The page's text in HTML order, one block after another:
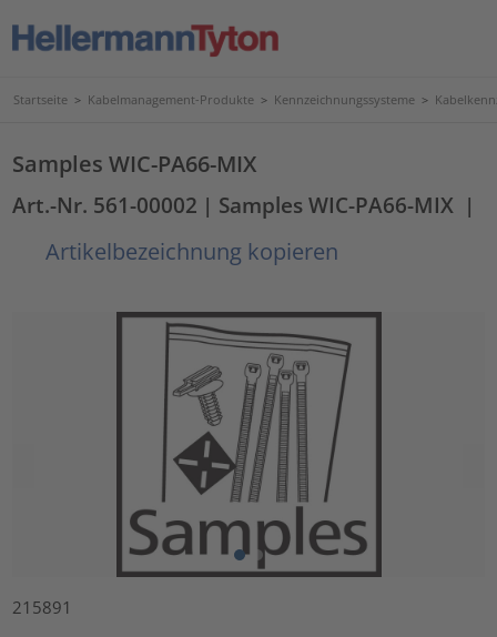
Startseite > Kabelmanagement-Produkte > Kennzeichnungssysteme >
Samples WIC-PA66-MIX
Art.-Nr. 561-00002 | Samples WIC-PA66-MIX |
Artikelbezeichnung kopieren
215891